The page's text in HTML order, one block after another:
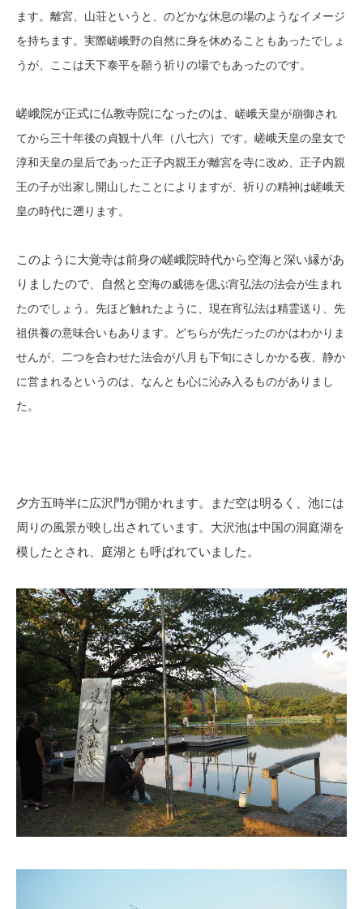
ます。離宮、山荘というと、のどかな休息の場のようなイメージ
を持ちます。実際嵯峨野の自然に身を休めることもあったでしょ
うが、ここは天下泰平を願う祈りの場でもあったのです。
嵯峨院が正式に仏教寺院になったのは、 嵯峨天皇が崩御され
てから三十年後の貞観十八年（八七六）です。嵯峨天皇の皇女で
淳和天皇の皇后であった正子内親王が離宮を寺に改め、正子内親
王の子が出家し開山したことによりますが、祈りの精神は嵯峨天
皇の時代に遡ります。
このように大覚寺は前身の嵯峨院時代から空海と深い縁があ
りましたので、自然と 空海の威徳を偲ぶ宵弘法の法会が生まれ
たのでしょう。先ほど触れたように、現在宵弘法は精霊送り、先
祖供養の意味合いもあります。どちらが先だったのかはわかりま
せんが、二つを合わせた法会が八月も下旬にさしかかる夜、静か
に営まれるというのは、なんとも心に沁み入るものがありまし
た。
夕方五時半に広沢門が開かれます。まだ空は明るく、池には
周りの風景が映し出されています。大沢池は中国の洞庭湖を
模したとされ、庭湖とも呼ばれていました。